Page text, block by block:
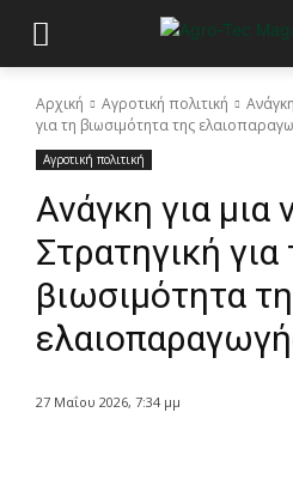
Αρχική Αγροτική πολιτική
για τη βιωσιμότητα της
Αγροτική πολιτική
Ανάγκη για μια
Στρατηγική για
βιωσιμότητα
27 Μαΐου 2026, 7:34 μμ